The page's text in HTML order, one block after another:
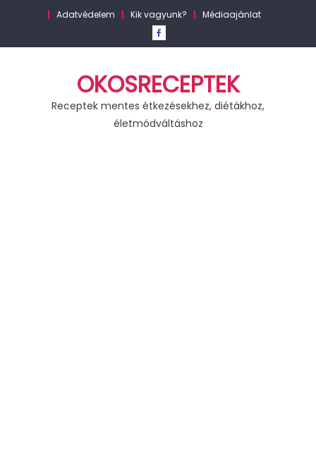
Adatvédelem Kik vagyunk? Médiaajánlat
OKOSRECEPTEK
Receptek mentes étkezésekhez, diétákhoz,
életmódváltáshoz